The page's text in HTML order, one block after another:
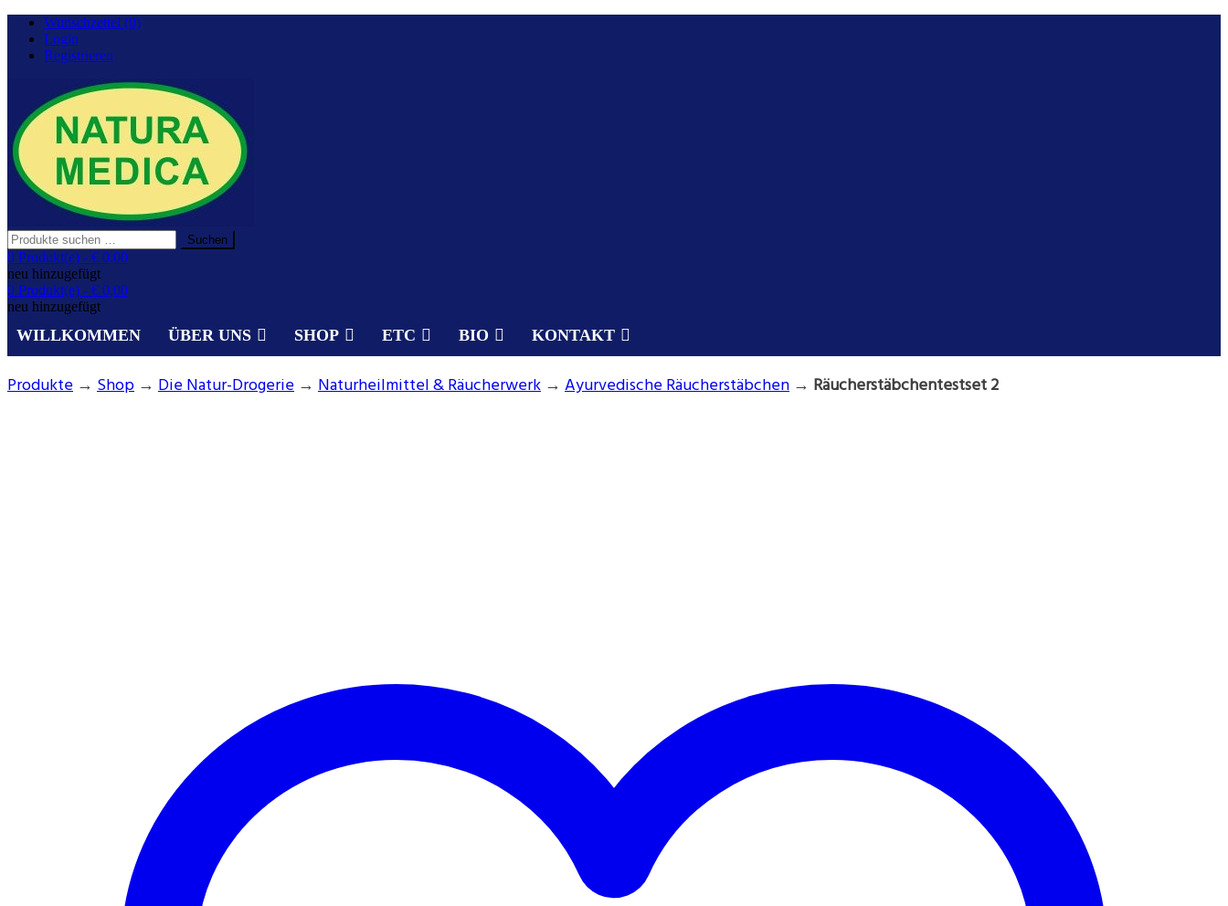
Zurück
zum
Inhalt
Wunschzettel (0)
Login
Registrieren
NATURA MEDICA
Gesundheit aus der Natur.
Suchen
nach:
Suchen
0 Produkt(e) - € 0,00
neu hinzugefügt
0 Produkt(e) - € 0,00
neu hinzugefügt
WILLKOMMEN ÜBER UNS SHOP ETC BIO KONTAKT
Produkte → Shop → Die Natur-Drogerie → Naturheilmittel & Räucherwerk → Ayurvedische Räucherstäbchen → Räucherstäbchentestset 2